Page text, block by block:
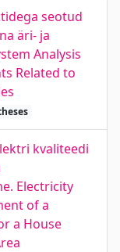
seotud
äri- ja
Analysis
Related to
kvaliteedi
Electricity
of a
a House